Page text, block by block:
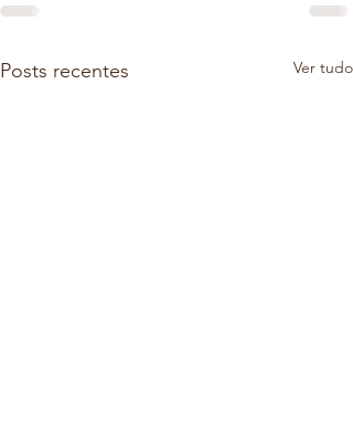
Posts recentes Ver tudo